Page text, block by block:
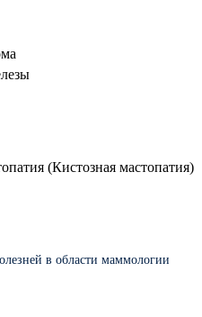
(Кистозная мастопатия)
в области маммологии